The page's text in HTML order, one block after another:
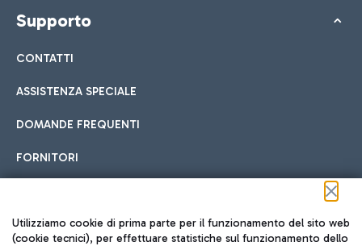
Supporto
CONTATTI
ASSISTENZA SPECIALE
DOMANDE FREQUENTI
FORNITORI
Seguici sui social
Utilizziamo cookie di prima parte per il funzionamento del sito web
(cookie tecnici), per effettuare statistiche sul funzionamento dello